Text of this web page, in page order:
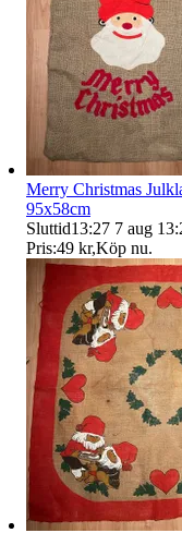
Merry Christmas
95x58cm
Sluttid13:27 7 aug
Pris:49 kr,Köp nu.